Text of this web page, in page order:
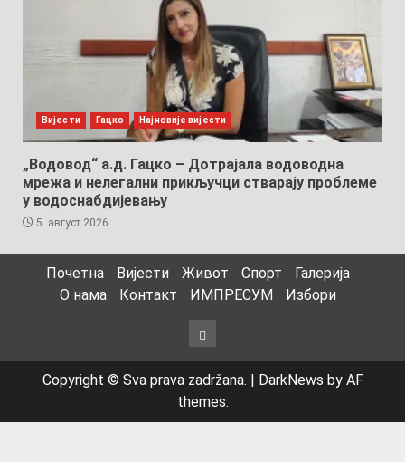
Вијести Гацко Најновије вијести
„Водовод“ а.д. Гацко – Дотрајала водоводна
мрежа и нелегални прикључци стварају проблеме
у водоснабдијевању
5. август 2026.
Почетна Вијести Живот Спорт
Галерија
О нама
Контакт ИМПРЕСУМ Избори
Избори
Copyright © Sva prava zadržana. | DarkNews by AF
themes.